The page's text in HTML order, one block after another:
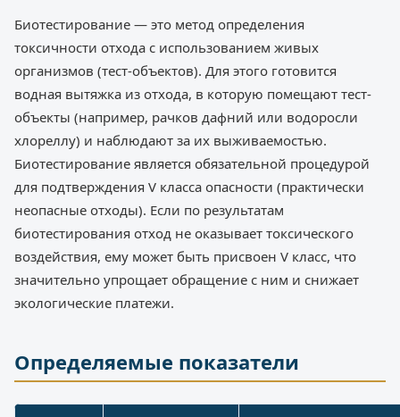
Биотестирование — это метод определения
токсичности отхода с использованием живых
организмов (тест-объектов). Для этого готовится
водная вытяжка из отхода, в которую помещают тест-
объекты (например, рачков дафний или водоросли
хлореллу) и наблюдают за их выживаемостью.
Биотестирование является обязательной процедурой
для подтверждения V класса опасности (практически
неопасные отходы). Если по результатам
биотестирования отход не оказывает токсического
воздействия, ему может быть присвоен V класс, что
значительно упрощает обращение с ним и снижает
экологические платежи.
Определяемые показатели